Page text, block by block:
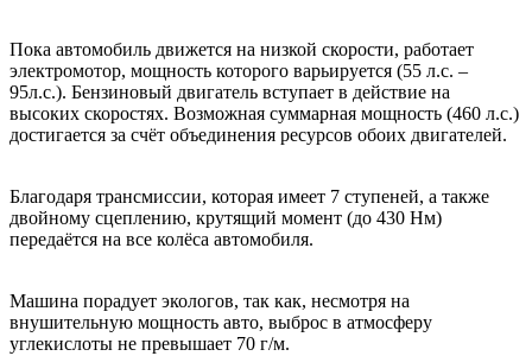
Пока автомобиль движется на низкой скорости, работает
электромотор, мощность которого варьируется (55 л.с. –
95л.с.). Бензиновый двигатель вступает в действие на
высоких скоростях. Возможная суммарная мощность (460 л.с.)
достигается за счёт объединения ресурсов обоих двигателей.
Благодаря трансмиссии, которая имеет 7 ступеней, а также
двойному сцеплению, крутящий момент (до 430 Нм)
передаётся на все колёса автомобиля.
Машина порадует экологов, так как, несмотря на
внушительную мощность авто, выброс в атмосферу
углекислоты не превышает 70 г/м.